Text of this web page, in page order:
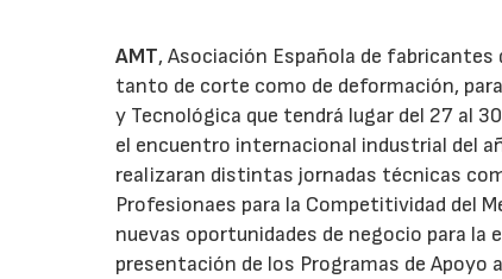
AMT, Asociación Española de
tanto de corte como de deformación,
y Tecnológica que tendrá lugar del 27 al
el encuentro internacional industrial del
realizaran distintas jornadas técnicas
Profesionaes para la Competitividad del
nuevas oportunidades de negocio para la
presentación de los Programas de